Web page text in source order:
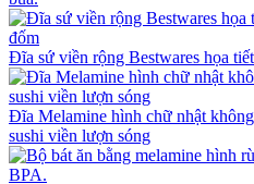
Đĩa sứ viền rộng Bestwares họa
Đĩa Melamine hình chữ nhật
sushi viền lượn sóng